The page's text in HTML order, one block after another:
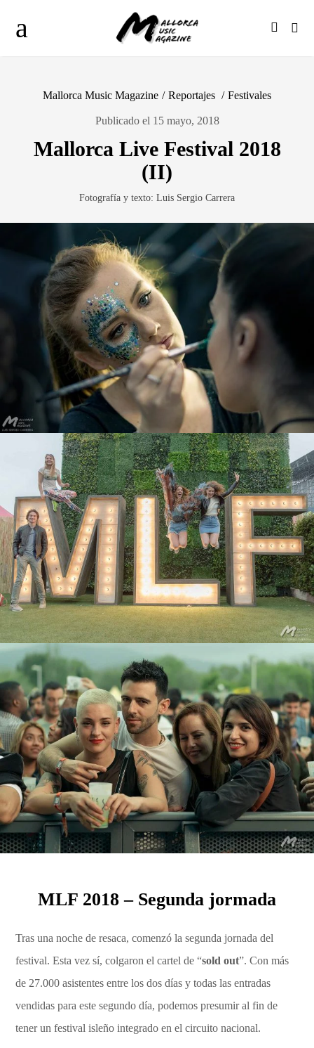
Mallorca Music Magazine / Reportajes / Festivales
Publicado el 15 mayo, 2018
Mallorca Live Festival 2018
(II)
Fotografía y texto: Luis Sergio Carrera
MLF 2018 – Segunda jormada
Tras una noche de resaca, comenzó la segunda jornada del
festival. Esta vez sí, colgaron el cartel de “sold out”. Con más
de 27.000 asistentes entre los dos días y todas las entradas
vendidas para este segundo día, podemos presumir al fin de
tener un festival isleño integrado en el circuito nacional.